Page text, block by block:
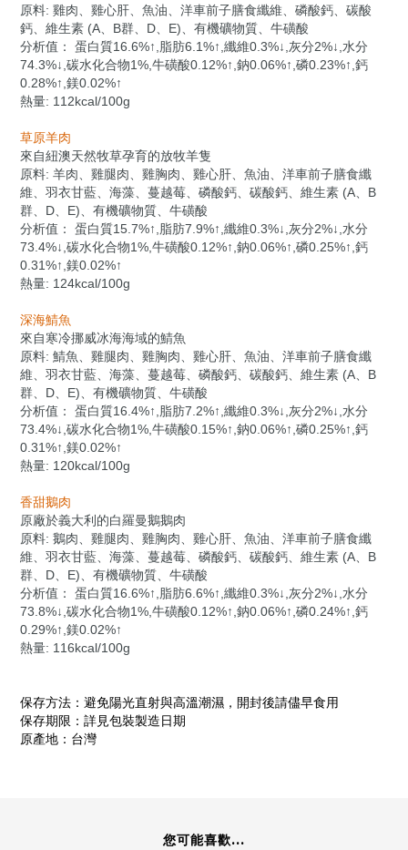
原料: 雞肉、雞心肝、魚油、洋車前子膳食纖維、磷酸鈣、碳酸
鈣、維生素 (A、B群、D、E)、有機礦物質、牛磺酸
分析值： 蛋白質16.6%↑,脂肪6.1%↑,纖維0.3%↓,灰分2%↓,水分
74.3%↓,碳水化合物1%,牛磺酸0.12%↑,鈉0.06%↑,磷0.23%↑,鈣
0.28%↑,鎂0.02%↑
熱量: 112kcal/100g
草原羊肉
來自紐澳天然牧草孕育的放牧羊隻
原料: 羊肉、雞腿肉、雞胸肉、雞心肝、魚油、 洋車前子膳食纖
維、羽衣甘藍、海藻、蔓越莓、磷酸鈣、碳酸鈣、維生素 (A、B
群、D、E)、有機礦物質、牛磺酸
分析值： 蛋白質15.7%↑,脂肪7.9%↑,纖維0.3%↓,灰分2%↓,水分
73.4%↓,碳水化合物1%,牛磺酸0.12%↑,鈉0.06%↑,磷0.25%↑,鈣
0.31%↑,鎂0.02%↑
熱量: 124kcal/100g
深海鯖魚
來自寒冷挪威冰海海域的鯖魚
原料: 鯖魚、雞腿肉、雞胸肉、雞心肝、魚油、 洋車前子膳食纖
維、羽衣甘藍、海藻、蔓越莓、磷酸鈣、碳酸鈣、維生素 (A、B
群、D、E)、有機礦物質、牛磺酸
分析值： 蛋白質16.4%↑,脂肪7.2%↑,纖維0.3%↓,灰分2%↓,水分
73.4%↓,碳水化合物1%,牛磺酸0.15%↑,鈉0.06%↑,磷0.25%↑,鈣
0.31%↑,鎂0.02%↑
熱量: 120kcal/100g
香甜鵝肉
原廠於義大利的白羅曼鵝鵝肉
原料: 鵝肉、雞腿肉、雞胸肉、雞心肝、魚油、 洋車前子膳食纖
維、羽衣甘藍、海藻、蔓越莓、磷酸鈣、碳酸鈣、維生素 (A、B
群、D、E)、有機礦物質、牛磺酸
分析值： 蛋白質16.6%↑,脂肪6.6%↑,纖維0.3%↓,灰分2%↓,水分
73.8%↓,碳水化合物1%,牛磺酸0.12%↑,鈉0.06%↑,磷0.24%↑,鈣
0.29%↑,鎂0.02%↑
熱量: 116kcal/100g
保存方法：避免陽光直射與高溫潮濕，開封後請儘早食用
保存期限：詳見包裝製造日期
原產地：台灣
您可能喜歡...